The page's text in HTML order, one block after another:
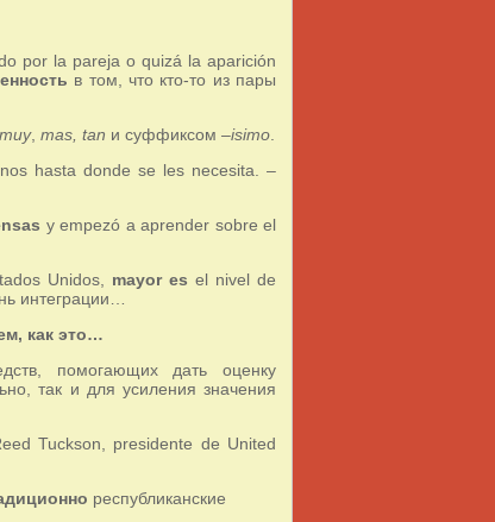
por la pareja o quizá la aparición
в том, что кто-то из пары
muy, mas, tan и суффиксом –isimo
hasta donde se les necesita. –
y empezó a aprender sobre el
Unidos, mayor es el nivel de
интеграции…
как это…
помогающих дать оценку
так и для усиления значения
Tuckson, presidente de United
республиканские